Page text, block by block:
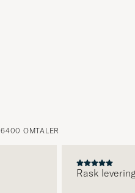
FORRIGE NESTE
6400 OMTALER
Rask levering